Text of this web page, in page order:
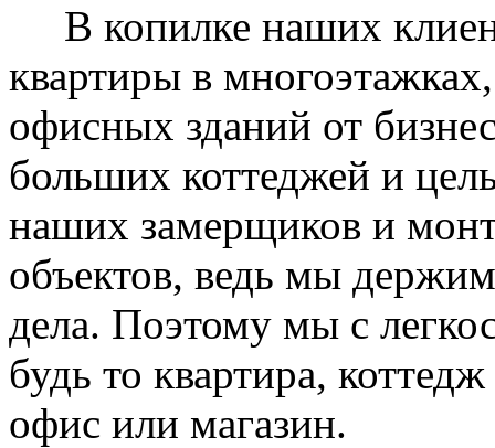
В копилке наших
квартиры в
офисных зданий от
больших коттеджей и
наших замерщиков и
объектов, ведь мы
дела. Поэтому мы с
будь то квартира,
офис или магазин.